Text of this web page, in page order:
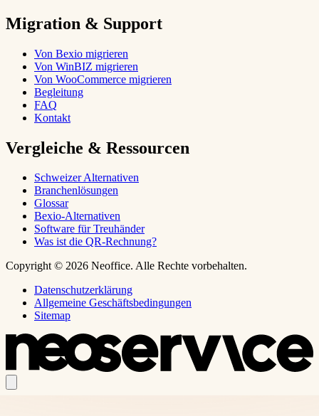
Migration & Support
Von Bexio migrieren
Von WinBIZ migrieren
Von WooCommerce migrieren
Begleitung
FAQ
Kontakt
Vergleiche & Ressourcen
Schweizer Alternativen
Branchenlösungen
Glossar
Bexio-Alternativen
Software für Treuhänder
Was ist die QR-Rechnung?
Copyright © 2026 Neoffice. Alle Rechte vorbehalten.
Datenschutzerklärung
Allgemeine Geschäftsbedingungen
Sitemap